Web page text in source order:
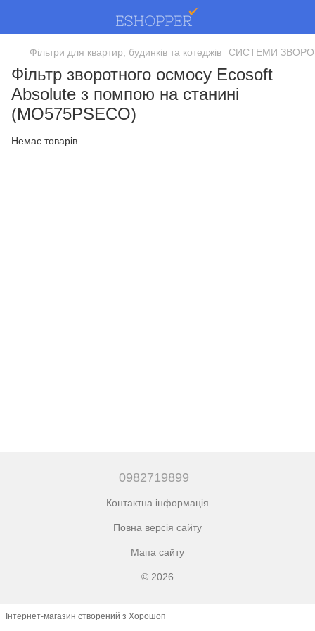
Фільтри для квартир, будинків та котеджів СИСТЕМИ
Фільтр зворотного осмосу Ecosoft
Absolute з помпою на станині
(MO575PSECO)
Немає товарів
0982719899
Контактна інформація
Повна версія сайту
Мапа сайту
© 2026
Інтернет-магазин створений з Хорошоп